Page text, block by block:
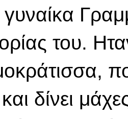
του.
δίνει